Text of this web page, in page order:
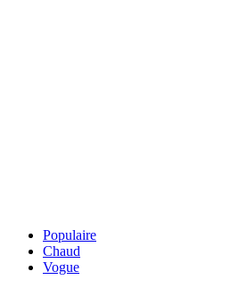
Populaire
Chaud
Vogue